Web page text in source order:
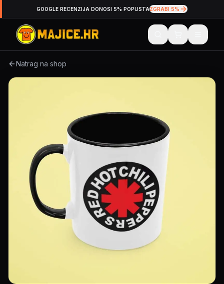
GOOGLE RECENZIJA DONOSI 5% POPUSTAZGRABI 5%
Natrag na shop